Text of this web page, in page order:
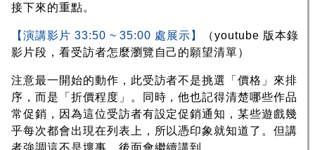
接下來的重點。
【演講影片 33:50 ~ 35:00 處展示】
（youtube 版本錄
影片段，看受訪者怎麼瀏覽自己的願望清單）
注意最一開始的動作，此受訪者不是挑選「價格」來排
序，而是「折價程度」。同時，他也記得清楚哪些作品
常促銷，因為這位受訪者有設定促銷通知，某些遊戲幾
乎每次都會出現在列表上，所以憑印象就知道了。但講
者強調這不是壞事，後面會繼續講到。